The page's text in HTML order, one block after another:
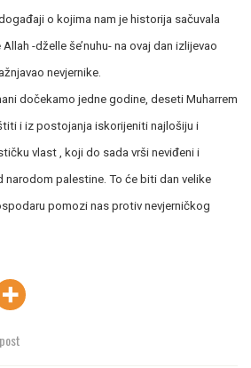
o kojima nam je historija sačuvala
-dželle še’nuhu- na ovaj dan izlijevao
nevjernike.
dočekamo jedne godine, deseti Muharrem
i iz postojanja iskorijeniti najlošiju i
vlast , koji do sada vrši neviđeni i
narodom palestine. To će biti dan velike
pomozi nas protiv nevjerničkog
post